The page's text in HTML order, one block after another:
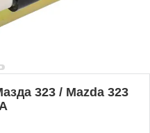
323 / Mazda 323